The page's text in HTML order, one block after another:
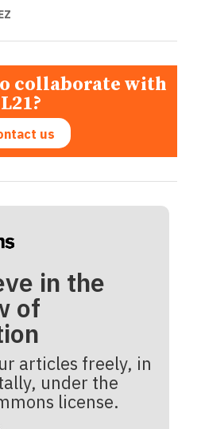
collaborate with
L21?
us
in the
of
articles freely, in
under the
license.